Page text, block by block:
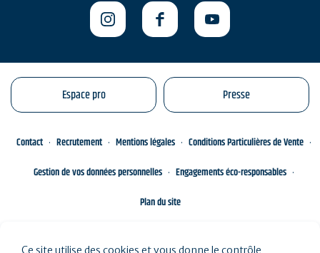
Espace pro Presse
Contact Recrutement Mentions légales
Conditions Particulières de Vente
Gestion de vos données personnelles
Engagements éco-responsables
Plan du site
Ce site utilise des cookies et vous donne le contrôle